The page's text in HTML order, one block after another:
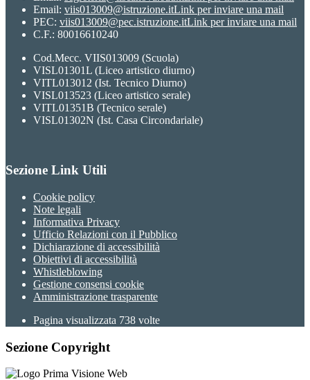
Email: viis013009@istruzione.itLink per inviare una mail
PEC: viis013009@pec.istruzione.itLink per inviare una mail
C.F.: 80016610240
Cod.Mecc. VIIS013009 (Scuola)
VISL01301L (Liceo artistico diurno)
VITL013012 (Ist. Tecnico Diurno)
VISL013523 (Liceo artistico serale)
VITL01351B (Tecnico serale)
VISL01302N (Ist. Casa Circondariale)
Sezione Link Utili
Cookie policy
Note legali
Informativa Privacy
Ufficio Relazioni con il Pubblico
Dichiarazione di accessibilità
Obiettivi di accessibilità
Whistleblowing
Gestione consensi cookie
Amministrazione trasparente
Pagina visualizzata 738 volte
Sezione Copyright